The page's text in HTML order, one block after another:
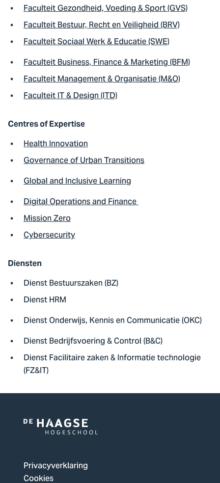
Faculteit Gezondheid, Voeding & Sport (GVS)
Faculteit Bestuur, Recht en Veiligheid (BRV)
Faculteit Sociaal Werk & Educatie (SWE)
Faculteit Business, Finance & Marketing (BFM)
Faculteit Management & Organisatie (M&O)
Faculteit IT & Design (ITD)
Centres of Expertise
Health Innovation
Governance of Urban Transitions
Global and Inclusive Learning
Digital Operations and Finance
Mission Zero
Cybersecurity
Diensten
Dienst Bestuurszaken (BZ)
Dienst HRM
Dienst Onderwijs, Kennis en Communicatie (OKC)
Dienst Bedrijfsvoering & Control (B&C)
Dienst Facilitaire zaken & Informatie technologie
(FZ&IT)
Logo
De
Haagse
Privacyverklaring
Cookies